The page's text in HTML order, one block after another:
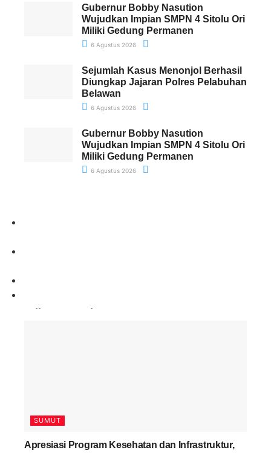
Gubernur Bobby Nasution
Wujudkan Impian SMPN 4 Sitolu Ori
Miliki Gedung Permanen
6 Agustus 2026
Sejumlah Kasus Menonjol Berhasil
Diungkap Jajaran Polres Pelabuhan
Belawan
6 Agustus 2026
Gubernur Bobby Nasution
Wujudkan Impian SMPN 4 Sitolu Ori
Miliki Gedung Permanen
6 Agustus 2026
Paling Banyak Komentar
SUMUT
Apresiasi Program Kesehatan dan Infrastruktur,